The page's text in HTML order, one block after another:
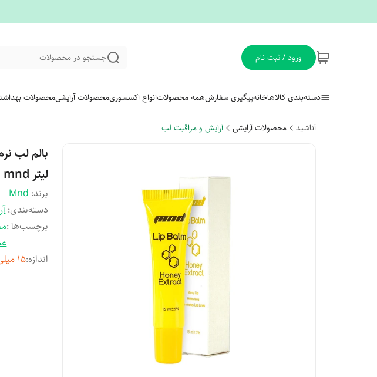
ورود / ثبت نام جستجو در محصولات
دسته‌بندی کالاهاخانهپیگیری سفارشهمه محصولاتانواع اکسسوریمحصولات آرایشیمحصولات
آناشید محصولات آرایشی آرایش و مراقبت لب
لیتر mnd
برند:Mnd
دسته‌بندی:
برچسب‌ها :
اندازه:۱۵ میلی لیتر